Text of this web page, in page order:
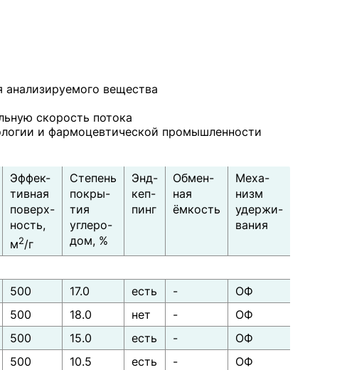
анализируемого вещества
скорость потока
и фармоцевтической промышленности
Эффек-
тивная
поверх-
ность,
м2/г
Степень
покры-
тия
углеро-
дом, %
Энд-
кеп-
пинг
Обмен-
ная
ёмкость
Меха-
низм
удержи-
вания
500 17.0 есть -
ОФ
500 18.0 нет -
ОФ
500 15.0 есть -
ОФ
500 10.5 есть -
ОФ